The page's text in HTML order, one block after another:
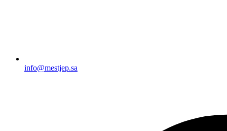
info@mestjep.sa